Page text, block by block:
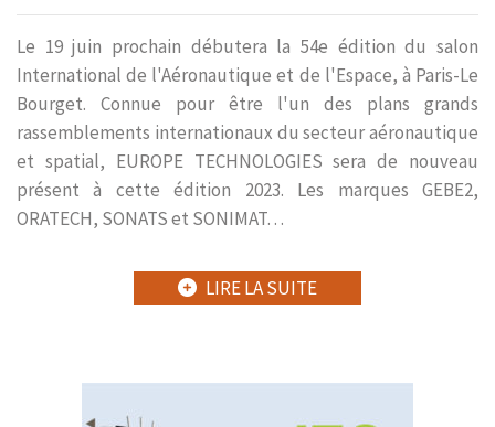
Le 19 juin prochain débutera la 54e édition du salon
International de l'Aéronautique et de l'Espace, à Paris-Le
Bourget. Connue pour être l'un des plans grands
rassemblements internationaux du secteur aéronautique
et spatial, EUROPE TECHNOLOGIES sera de nouveau
présent à cette édition 2023. Les marques GEBE2,
ORATECH, SONATS et SONIMAT…
LIRE LA SUITE